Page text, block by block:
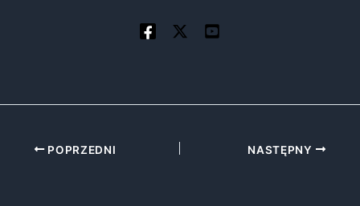
POPRZEDNI NASTĘPNY